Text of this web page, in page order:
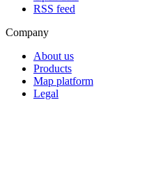
RSS feed
Company
About us
Products
Map platform
Legal